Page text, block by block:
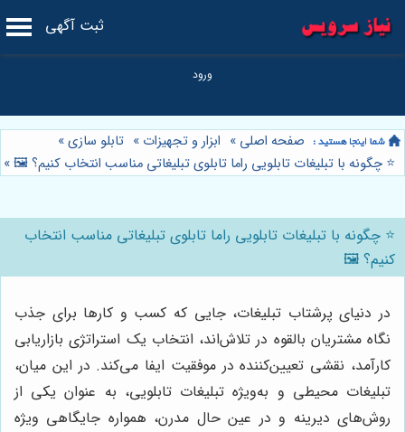
ثبت آگهی
صفحه اصلی » ابزار و تجهیزات » تابلو سازی»
⭐️ چگونه با تبلیغات تابلویی راما تابلوی تبلیغاتی مناسب انتخاب کنیم؟ 🖼️»
⭐️ چگونه با تبلیغات تابلویی راما تابلوی تبلیغاتی مناسب انتخاب
کنیم؟ 🖼️
در دنیای پرشتاب تبلیغات، جایی که کسب و کارها برای جذب
نگاه مشتریان بالقوه در تلاش‌اند، انتخاب یک استراتژی بازاریابی
کارآمد، نقشی تعیین‌کننده در موفقیت ایفا می‌کند. در این میان،
تبلیغات محیطی و به‌ویژه تبلیغات تابلویی، به عنوان یکی از
روش‌های دیرینه و در عین حال مدرن، همواره جایگاهی ویژه